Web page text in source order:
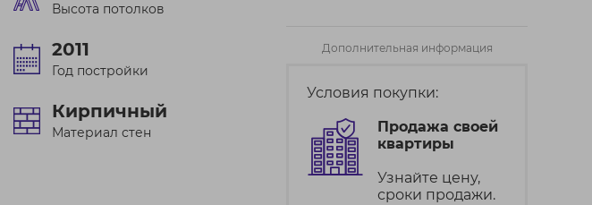
Высота потолков
2011
Год постройки
Кирпичный
Материал стен
Дополнительная информация
Условия покупки:
Продажа своей
квартиры
Узнайте цену,
сроки продажи.